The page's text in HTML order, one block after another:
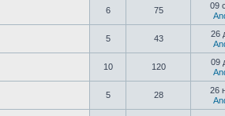
6 75
09
5 43
26
10 120
09
5 28
26